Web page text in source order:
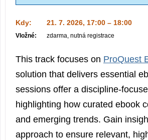
Kdy: 21. 7. 2026, 17:00 – 18:00
Vložné: zdarma, nutná registrace
This track focuses on ProQuest
solution that delivers essential
sessions offer a discipline-
highlighting how curated ebook
and emerging trends. Gain
approach to ensure relevant,